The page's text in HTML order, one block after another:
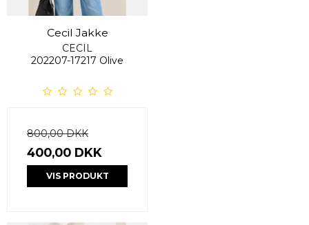
Cecil Jakke
CECIL
202207-17217 Olive
800,00 DKK
400,00 DKK
VIS PRODUKT